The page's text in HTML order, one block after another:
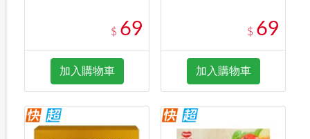
$ 69
加入購物車
$ 69
加入購物車